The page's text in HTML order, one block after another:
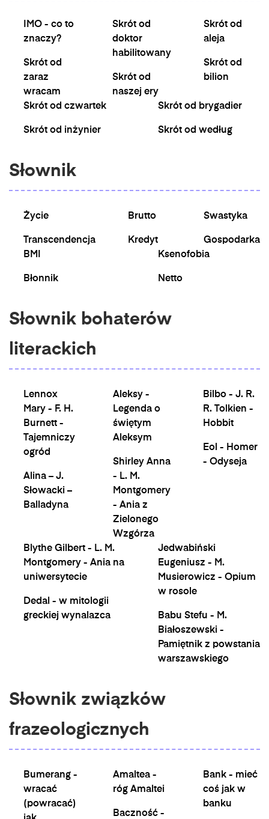
IMO - co to
znaczy?
Skrót od
zaraz
wracam
Skrót od
doktor
habilitowany
Skrót od
naszej ery
Skrót od
aleja
Skrót od
bilion
Skrót od czwartek
Skrót od inżynier
Skrót od brygadier
Skrót od według
Słownik
Życie
Transcendencja
Brutto
Kredyt
Swastyka
Gospodarka
BMI
Błonnik
Ksenofobia
Netto
Słownik bohaterów
literackich
Lennox
Mary - F. H.
Burnett -
Tajemniczy
ogród
Alina – J.
Słowacki –
Balladyna
Aleksy -
Legenda o
świętym
Aleksym
Shirley Anna
- L. M.
Montgomery
- Ania z
Zielonego
Wzgórza
Bilbo - J. R.
R. Tolkien -
Hobbit
Eol - Homer
- Odyseja
Blythe Gilbert - L. M.
Montgomery - Ania na
uniwersytecie
Dedal - w mitologii
greckiej wynalazca
Jedwabiński
Eugeniusz - M.
Musierowicz - Opium
w rosole
Babu Stefu - M.
Białoszewski -
Pamiętnik z powstania
warszawskiego
Słownik związków
frazeologicznych
Bumerang -
wracać
(powracać)
Amaltea -
róg Amaltei
Baczność -
Bank - mieć
coś jak w
banku